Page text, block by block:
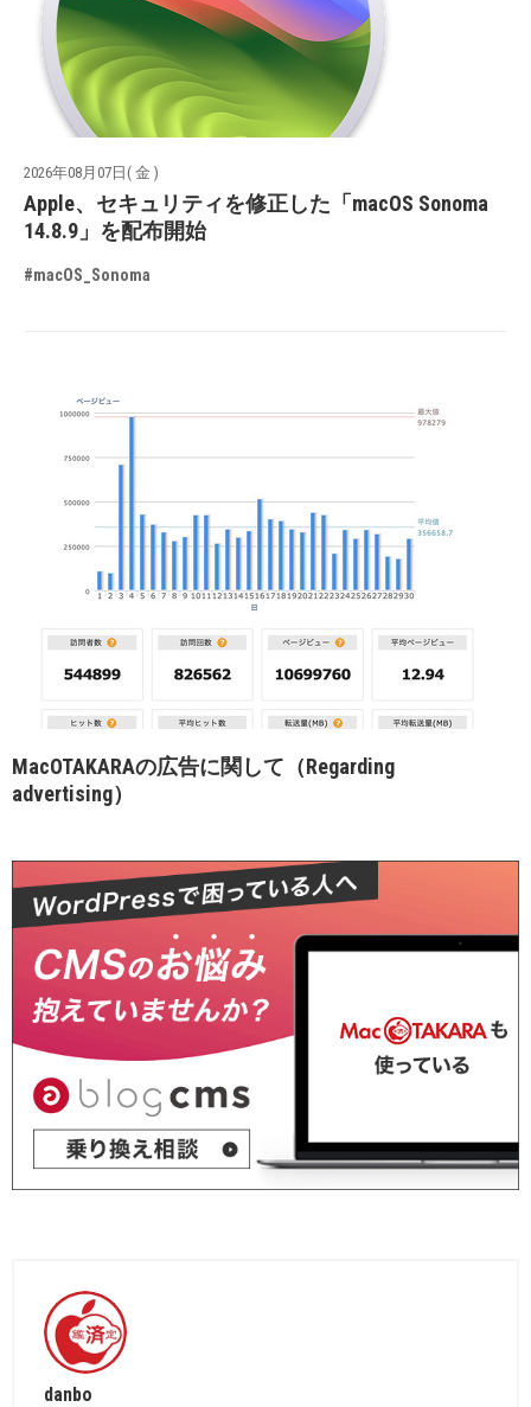
2026年08月07日( 金 )
Apple、セキュリティを修正した「macOS Sonoma
14.8.9」を配布開始
#macOS_Sonoma
MacOTAKARAの広告に関して（Regarding
advertising）
danbo